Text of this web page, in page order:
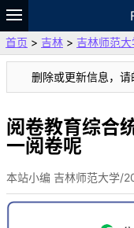
题库
故事 专
VIP
资料
首页 > 吉林 > 吉林师范大
删除或更新信息，
阅卷教育综合
一阅卷呢
本站小编 吉林师范大学/